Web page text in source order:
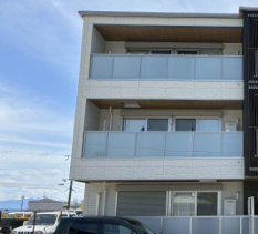
北海道 東北
中部
関西
九州
市区郡・路線・駅から探す